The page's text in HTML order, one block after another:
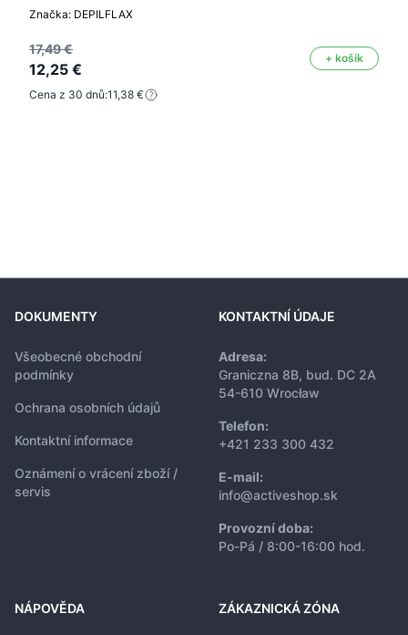
Značka: DEPILFLAX
17,49 €
12,25 €
+ košík
Cena z 30 dnů:11,38 €
DOKUMENTY
Všeobecné obchodní
podmínky
Ochrana osobních údajů
Kontaktní informace
Oznámení o vrácení zboží /
servis
KONTAKTNÍ ÚDAJE
Adresa:
Graniczna 8B, bud. DC 2A
54-610 Wrocław
Telefon:
+421 233 300 432
E-mail:
info@activeshop.sk
Provozní doba:
Po-Pá / 8:00-16:00 hod.
NÁPOVĚDA ZÁKAZNICKÁ ZÓNA